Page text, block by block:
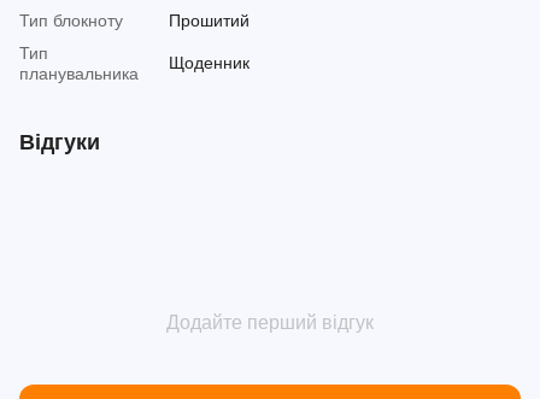
Тип блокноту
Прошитий
Тип
планувальника
Щоденник
Відгуки
Додайте перший відгук